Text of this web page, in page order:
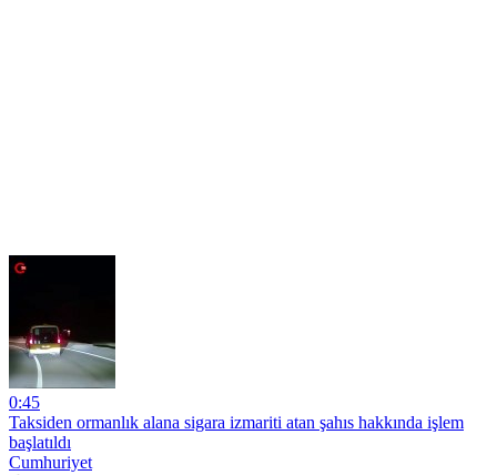
0:45
Taksiden ormanlık alana sigara izmariti atan şahıs hakkında işlem
başlatıldı
Cumhuriyet